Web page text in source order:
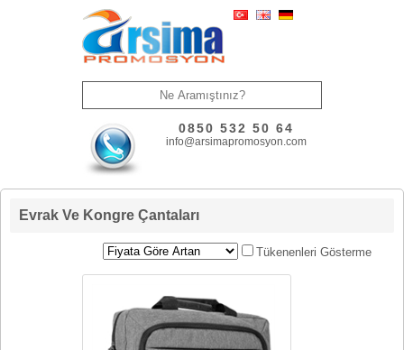
0850 532 50 64
info@arsimapromosyon.com
Evrak Ve Kongre Çantaları
Tükenenleri Gösterme